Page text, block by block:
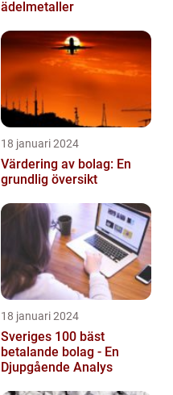
ädelmetaller
18 januari 2024
Värdering av bolag: En
grundlig översikt
18 januari 2024
Sveriges 100 bäst
betalande bolag - En
Djupgående Analys